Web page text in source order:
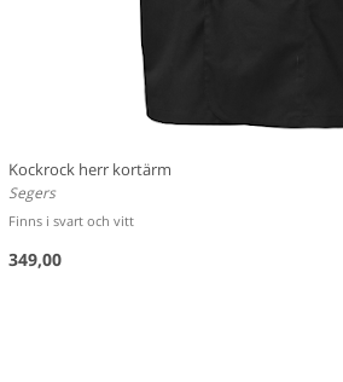
Kockrock herr kortärm
Segers
Finns i svart och vitt
349,00